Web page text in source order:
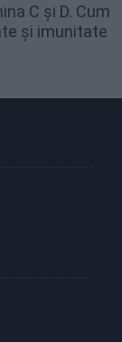
C și D. Cum
și imunitate